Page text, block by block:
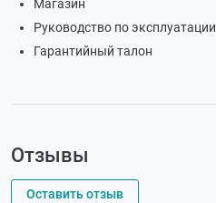
Магазин
Руководство по эксплуатации
Гарантийный талон
Отзывы
Оставить отзыв